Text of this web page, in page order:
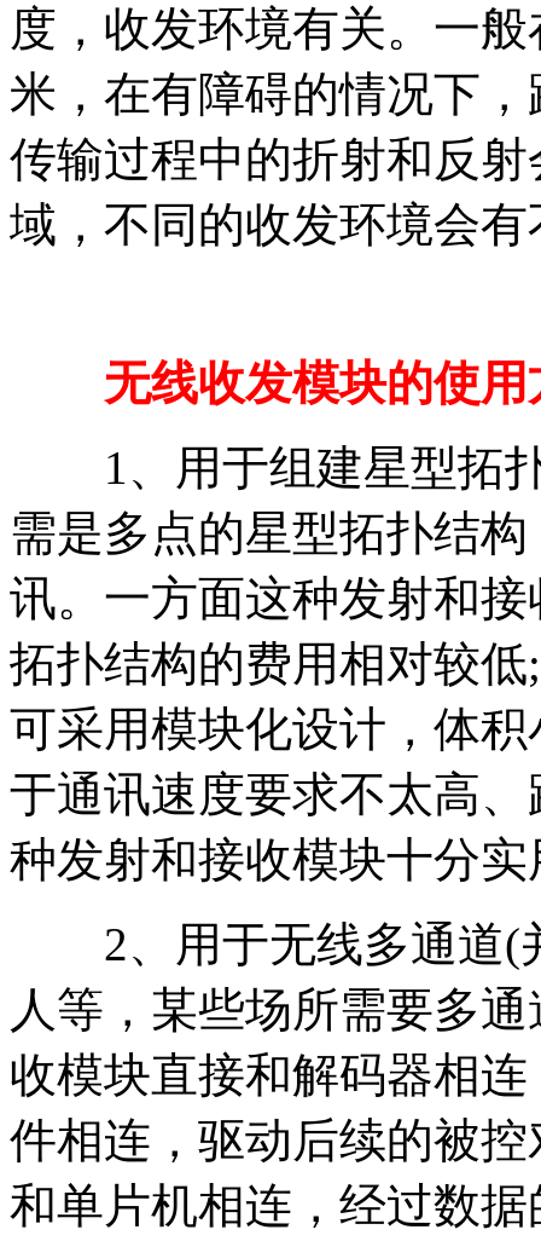
度，收发环境有关。一
米，在有障碍的情况下
传输过程中的折射和反
域，不同的收发环境会
无线收发模块的使用
1、用于组建星型拓扑
需是多点的星型拓扑结
讯。一方面这种发射和
拓扑结构的费用相对较
可采用模块化设计，体
于通讯速度要求不太高
种发射和接收模块十分实
2、用于无线多通道(
人等，某些场所需要多
收模块直接和解码器相
件相连，驱动后续的被
和单片机相连，经过数